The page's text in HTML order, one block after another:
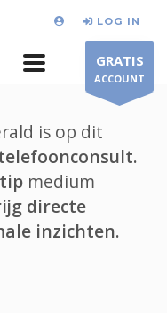
LOG IN
GRATIS
ACCOUNT
is op dit
medium
directe
inzichten.